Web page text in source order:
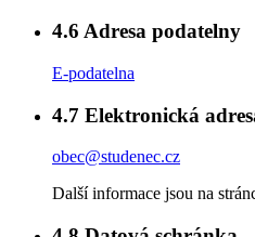
4.6 Adresa podatelny
E-podatelna
4.7 Elektronická
obec@studenec.cz
Další informace jsou na